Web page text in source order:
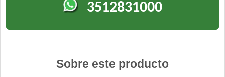
3512831000
Sobre este producto